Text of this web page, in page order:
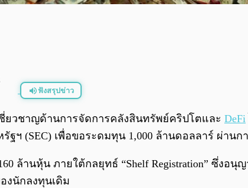
ฟังสรุปข่าว
ชี่ยวชาญด้านการจัดการคลังสินทรัพย์คริปโตและ DeFi
ฐฯ (SEC) เพื่อขอระดมทุน 1,000 ล้านดอลลาร์ ผ่าน
ล้านหุ้น ภายใต้กลยุทธ์ “Shelf Registration” ซึ่ง
งนักลงทุนเดิม